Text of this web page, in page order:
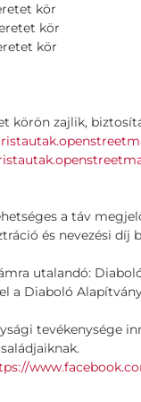
kör
kör
kör
körön zajlik,
a táv
és nevezési díj
utalandó:
a Diaboló
tevékenysége
www.